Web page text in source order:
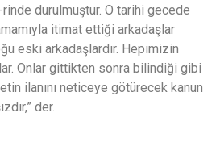
rinde durulmuştur. O tarihi gecede
itimat ettiği arkadaşlar
eski arkadaşlardır. Hepimizin
Onlar gittikten sonra bilindiği gibi
ilanını neticeye götürecek kanun
der.